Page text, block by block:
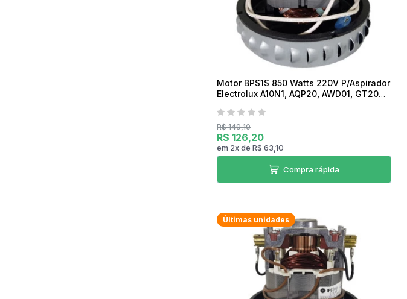
Motor BPS1S 850 Watts 220V P/Aspirador
Electrolux A10N1, AQP20, AWD01, GT20N,
R$ 149,10
R$ 126,20
em 2xde R$ 63,10
Compra rápida
Últimas unidades